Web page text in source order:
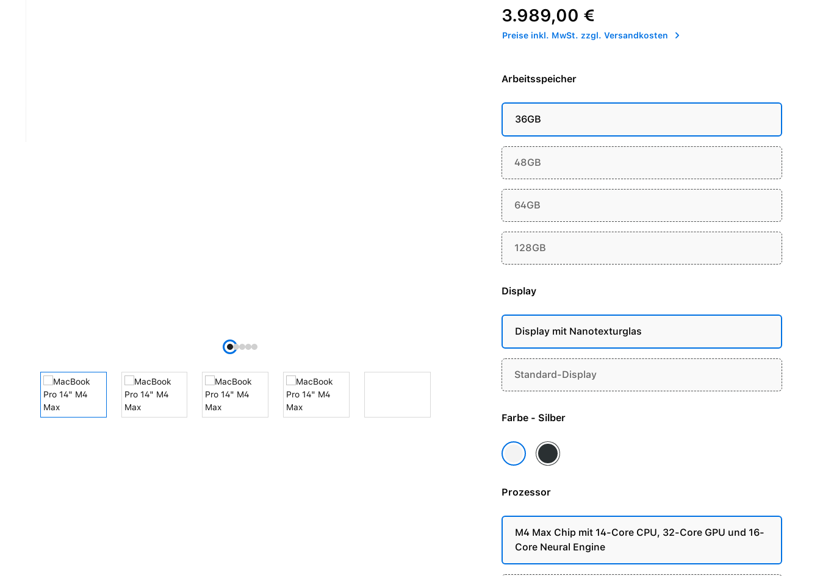
Regulärer Preis:
3.989,00 €
Preise inkl. MwSt. zzgl. Versandkosten
Arbeitsspeicher
36GB
48GB
64GB
128GB
Display
Display mit Nanotexturglas
Standard-Display
Farbe - Silber
Silber Space Schwarz
Prozessor
M4 Max Chip mit 14-Core CPU, 32-Core GPU und 16-
Core Neural Engine